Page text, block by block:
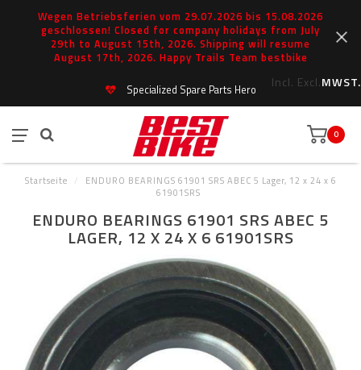
Wegen Betriebsferien vom 29.07.2026 bis 15.08.2026
geschlossen! Closed for company holidays from July
29th to August 15th, 2026. Shipping will resume
August 17th, 2026. Happy Trails Team bestbike
Incl. Excl.MWST.
Specialized Spare Parts Hero
0
Startseite /
ENDURO BEARINGS 61901 SRS ABEC 5 Lager, 12 x 24 x 6
61901SRS
ENDURO BEARINGS 61901 SRS ABEC 5
LAGER, 12 X 24 X 6 61901SRS